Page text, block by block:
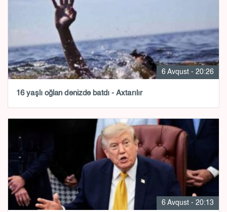
6 Avqust - 20:26
16 yaşlı oğlan dənizdə batdı - Axtarılır
6 Avqust - 20:13